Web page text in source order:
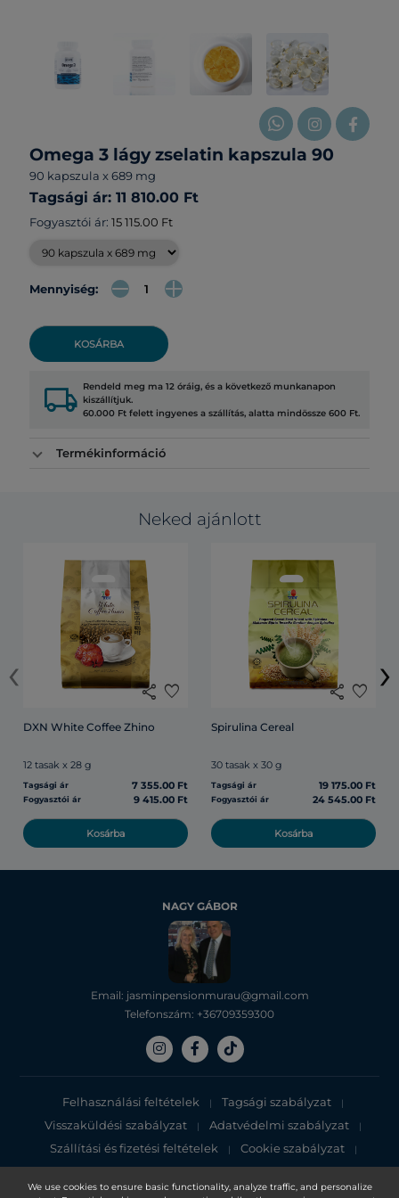
We use cookies to ensure basic functionality, analyze traffic, and personalize
Omega 3 lágy zselatin kapszula 90
90 kapszula x 689 mg
Tagsági ár: 11 810.00 Ft
Fogyasztói ár: 15 115.00 Ft
Mennyiség:
KOSÁRBA
local_shipping Rendeld meg ma 12 óráig, és a következő munkanapon
kiszállítjuk.
60.000 Ft felett ingyenes a szállítás, alatta mindössze 600 Ft.
Termékinformáció
Neked ajánlott
share favorite
DXN White Coffee Zhino
12 tasak x 28 g
Tagsági ár 7 355.00 Ft
Fogyasztói ár 9 415.00 Ft
Kosárba
share favorite
Spirulina Cereal
30 tasak x 30 g
Tagsági ár 19 175.00 Ft
Fogyasztói ár 24 545.00 Ft
Kosárba
‹ ›
NAGY GÁBOR
Email: jasminpensionmurau@gmail.com
Telefonszám: +36709359300
Felhasználási feltételek | Tagsági szabályzat |
Visszaküldési szabályzat | Adatvédelmi szabályzat |
Szállítási és fizetési feltételek | Cookie szabályzat |
Adatvédelmi tájékoztató